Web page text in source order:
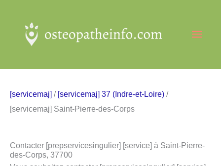
contenu
[servicemaj] / [servicemaj] 37 (Indre-et-Loire) /
[servicemaj] Saint-Pierre-des-Corps
Contacter [prepservicesingulier] [service] à Saint-Pierre-
des-Corps, 37700